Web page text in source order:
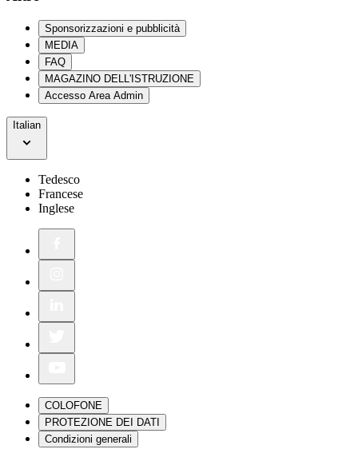
Sponsorizzazioni e pubblicità
MEDIA
FAQ
MAGAZINO DELL'ISTRUZIONE
Accesso Area Admin
Italian
Tedesco
Francese
Inglese
COLOFONE
PROTEZIONE DEI DATI
Condizioni generali